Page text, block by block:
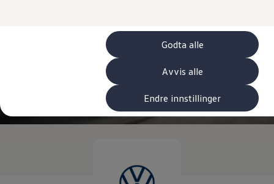
Godta alle
Avvis alle
Endre innstillinger
Varebiler med firehjulstrekk
Kundeløfter
Connect Pro